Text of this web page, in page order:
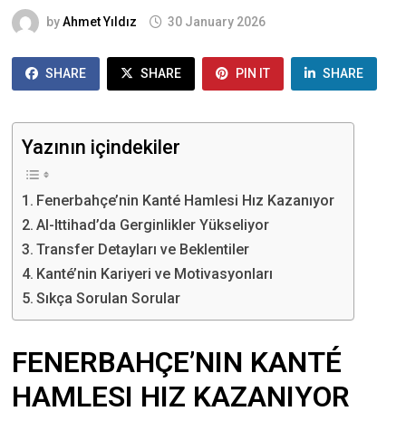
byAhmet Yıldız 30 January 2026
SHARE SHARE PIN IT SHARE
Yazının içindekiler
Fenerbahçe’nin Kanté Hamlesi Hız Kazanıyor
Al-Ittihad’da Gerginlikler Yükseliyor
Transfer Detayları ve Beklentiler
Kanté’nin Kariyeri ve Motivasyonları
Sıkça Sorulan Sorular
FENERBAHÇE’NIN KANTÉ
HAMLESI HIZ KAZANIYOR